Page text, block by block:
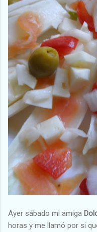
Ayer sábado mi amiga
horas y me llamó por si